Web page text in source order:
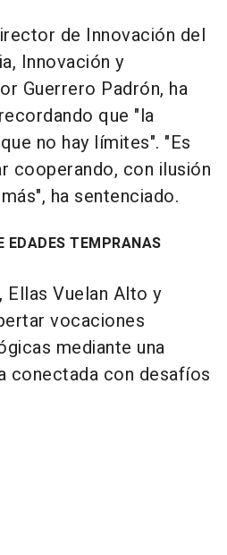
de Innovación del
Innovación y
Guerrero Padrón, ha
que "la
no hay límites". "Es
cooperando, con ilusión
ha sentenciado.
EDADES TEMPRANAS
Ellas Vuelan Alto y
vocaciones
mediante una
conectada con desafíos